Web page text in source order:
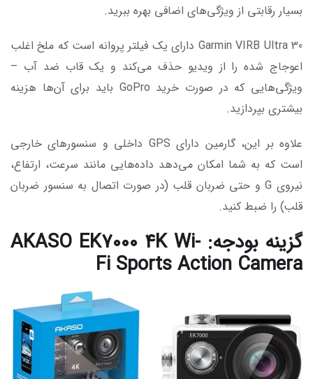
بسیار رقابتی از ویژگی‌های اضافی بهره ببرید.
Garmin VIRB Ultra 30 دارای یک فیلتر پروانه است که ملخ اغلب
اعوجاج شده را از ویدیو حذف می‌کند و یک قاب ضد آب –
ویژگی‌هایی که در صورت خرید GoPro باید برای آن‌ها هزینه
بیشتری بپردازید.
علاوه بر این، گارمین دارای GPS داخلی و سنسورهای خارجی
است که به شما امکان می‌دهد داده‌هایی مانند سرعت، ارتفاع،
نیروی G و حتی ضربان قلب (در صورت اتصال به سنسور ضربان
قلب) را ضبط کنید.
گزینه بودجه: AKASO EK7000 4K Wi-
Fi Sports Action Camera